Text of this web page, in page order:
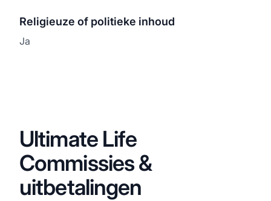
Religieuze of politieke inhoud
Ja
Ultimate Life
Commissies &
uitbetalingen